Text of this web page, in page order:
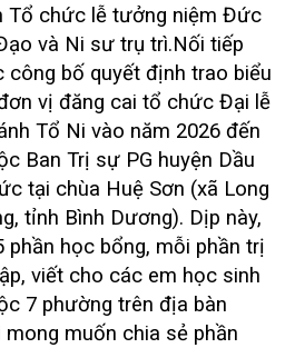
Tổ chức lễ tưởng niệm Đức
và Ni sư trụ trì.Nối tiếp
công bố quyết định trao biểu
vị đăng cai tổ chức Đại lễ
Tổ Ni vào năm 2026 đến
Ban Trị sự PG huyện Dầu
tại chùa Huệ Sơn (xã Long
tỉnh Bình Dương). Dịp này,
phần học bổng, mỗi phần trị
viết cho các em học sinh
7 phường trên địa bàn
muốn chia sẻ phần